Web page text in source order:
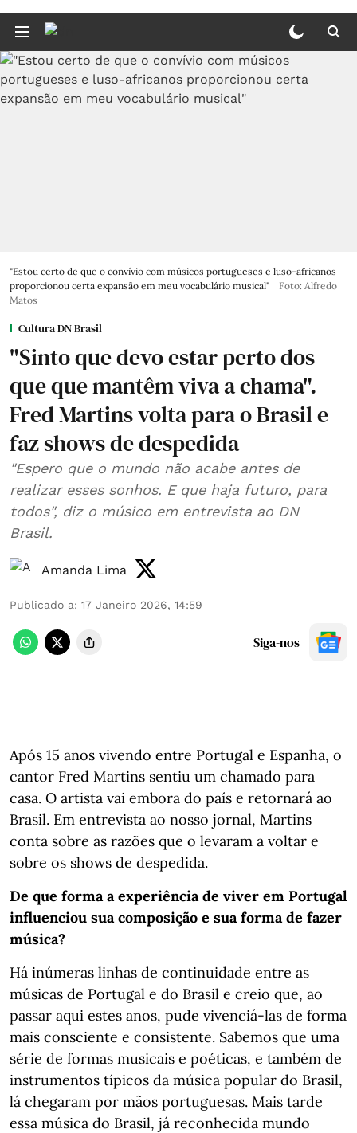
"Estou certo de que o convívio com músicos portugueses e luso-africanos
proporcionou certa expansão em meu vocabulário musical"
Foto: Alfredo
Matos
Cultura DN Brasil
"Sinto que devo estar perto dos
que que mantêm viva a chama".
Fred Martins volta para o Brasil e
faz shows de despedida
"Espero que o mundo não acabe antes de
realizar esses sonhos. E que haja futuro, para
todos", diz o músico em entrevista ao DN
Brasil.
Amanda Lima
Publicado a: 17 Janeiro 2026, 14:59
Siga-nos
Após 15 anos vivendo entre Portugal e Espanha, o
cantor Fred Martins sentiu um chamado para
casa. O artista vai embora do país e retornará ao
Brasil. Em entrevista ao nosso jornal, Martins
conta sobre as razões que o levaram a voltar e
sobre os shows de despedida.
De que forma a experiência de viver em Portugal
influenciou sua composição e sua forma de fazer
música?
Há inúmeras linhas de continuidade entre as
músicas de Portugal e do Brasil e creio que, ao
passar aqui estes anos, pude vivenciá-las de forma
mais consciente e consistente. Sabemos que uma
série de formas musicais e poéticas, e também de
instrumentos típicos da música popular do Brasil,
lá chegaram por mãos portuguesas. Mais tarde
essa música do Brasil, já reconhecida mundo